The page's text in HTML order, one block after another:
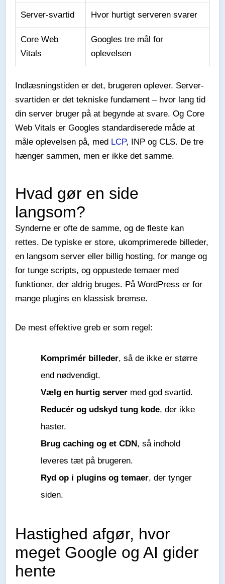
Server-svartid Hvor hurtigt serveren svarer
Core Web
Vitals
Googles tre mål for
oplevelsen
Indlæsningstiden er det, brugeren oplever. Server-
svartiden er det tekniske fundament – hvor lang tid
din server bruger på at begynde at svare. Og Core
Web Vitals er Googles standardiserede måde at
måle oplevelsen på, med LCP, INP og CLS. De tre
hænger sammen, men er ikke det samme.
Hvad gør en side
langsom?
Synderne er ofte de samme, og de fleste kan
rettes. De typiske er store, ukomprimerede billeder,
en langsom server eller billig hosting, for mange og
for tunge scripts, og oppustede temaer med
funktioner, der aldrig bruges. På WordPress er for
mange plugins en klassisk bremse.
De mest effektive greb er som regel:
Komprimér billeder, så de ikke er større
end nødvendigt.
Vælg en hurtig server med god svartid.
Reducér og udskyd tung kode, der ikke
haster.
Brug caching og et CDN, så indhold
leveres tæt på brugeren.
Ryd op i plugins og temaer, der tynger
siden.
Hastighed afgør, hvor
meget Google og AI gider
hente